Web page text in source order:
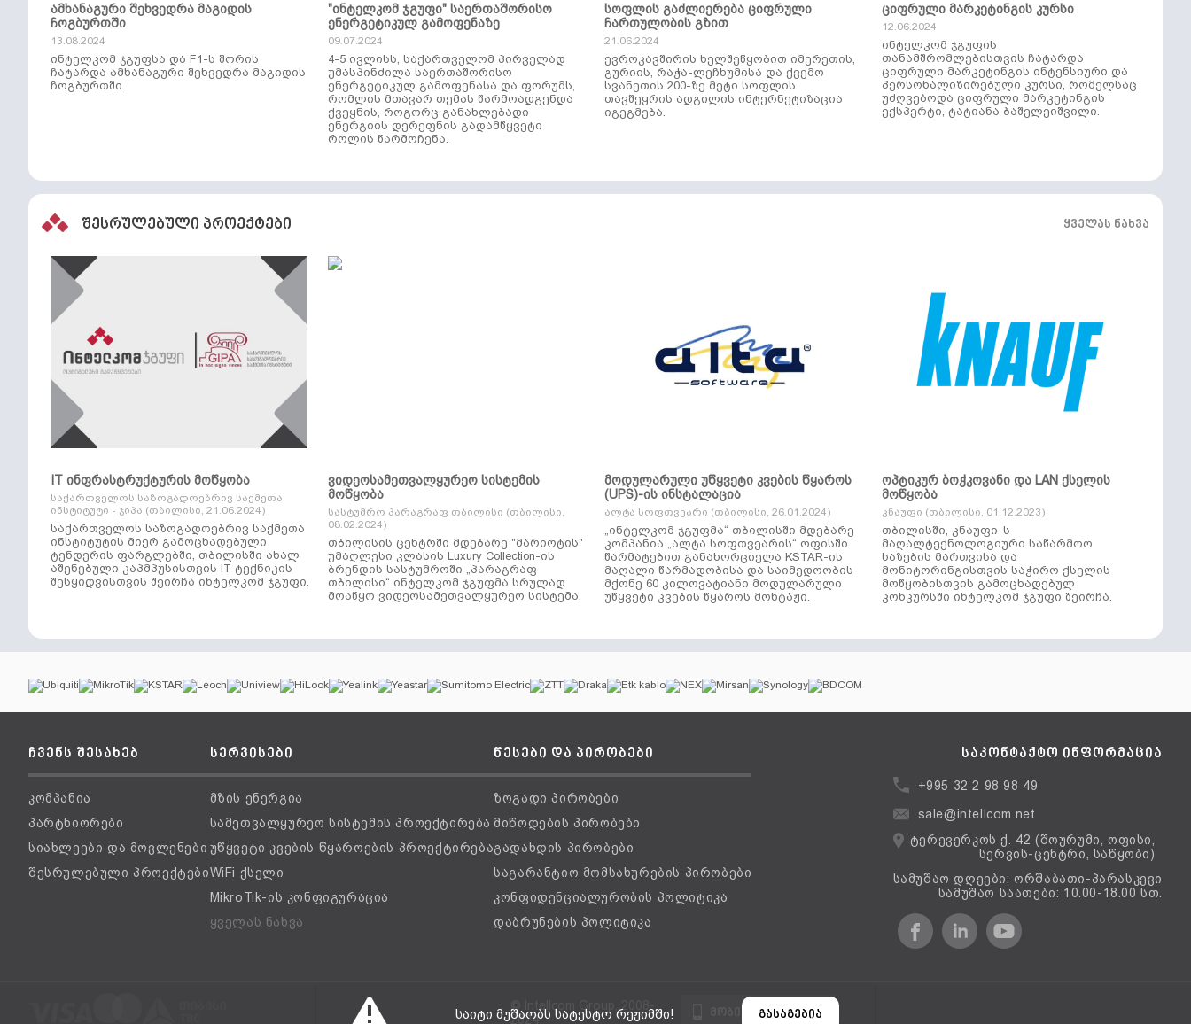
ამხანაგური შეხვედრა მაგიდის
ჩოგბურთში
13.08.2024
ინტელკომ ჯგუფსა და F1-ს შორის
ჩატარდა ამხანაგური შეხვედრა მაგიდის
ჩოგბურთში.
"ინტელკომ ჯგუფი" საერთაშორისო
ენერგეტიკულ გამოფენაზე
09.07.2024
4-5 ივლისს, საქართველომ პირველად
უმასპინძილა საერთაშორისო
ენერგეტიკულ გამოფენასა და ფორუმს,
რომლის მთავარ თემას წარმოადგენდა
ქვეყნის, როგორც განახლებადი
ენერგიის დერეფნის გადამწყვეტი
როლის წარმოჩენა.
სოფლის გაძლიერება ციფრული
ჩართულობის გზით
21.06.2024
ევროკავშირის ხელშეწყობით იმერეთის,
გურიის, რაჭა-ლეჩხუმისა და ქვემო
სვანეთის 200-ზე მეტი სოფლის
თავშეყრის ადგილის ინტერნეტიზაცია
იგეგმება.
ციფრული მარკეტინგის კურსი
12.06.2024
ინტელკომ ჯგუფის
თანამშრომლებისთვის ჩატარდა
ციფრული მარკეტინგის ინტენსიური და
პერსონალიზირებული კურსი, რომელსაც
უძღვებოდა ციფრული მარკეტინგის
ექსპერტი, ტატიანა ბაშელეიშვილი.
შესრულებული პროექტები ყველას ნახვა
IT ინფრასტრუქტურის მოწყობა
საქართველოს საზოგადოებრივ საქმეთა
ინსტიტუტი - ჯიპა (თბილისი, 21.06.2024)
საქართველოს საზოგადოებრივ საქმეთა
ინსტიტუტის მიერ გამოცხადებული
ტენდერის ფარგლებში, თბილისში ახალ
აშენებული კაპმპუსისთვის IT ტექნიკის
შესყიდვისთვის შეირჩა ინტელკომ ჯგუფი.
ვიდეოსამეთვალყურეო სისტემის
მოწყობა
სასტუმრო პარაგრაფ თბილისი (თბილისი,
08.02.2024)
თბილისის ცენტრში მდებარე "მარიოტის"
უმაღლესი კლასის Luxury Collection-ის
ბრენდის სასტუმროში „პარაგრაფ
თბილისი“ ინტელკომ ჯგუფმა სრულად
მოაწყო ვიდეოსამეთვალყურეო სისტემა.
მოდულარული უწყვეტი კვების წყაროს
(UPS)-ის ინსტალაცია
ალტა სოფთვეარი (თბილისი, 26.01.2024)
„ინტელკომ ჯგუფმა“ თბილისში მდებარე
კომპანია „ალტა სოფთვეარის“ ოფისში
წარმატებით განახორციელა KSTAR-ის
მაღალი წარმადობისა და საიმედოობის
მქონე 60 კილოვატიანი მოდულარული
უწყვეტი კვების წყაროს მონტაჟი.
ოპტიკურ ბოჭკოვანი და LAN ქსელის
მოწყობა
კნაუფი (თბილისი, 01.12.2023)
თბილისში, კნაუფი-ს
მაღალტექნოლოგიური საწარმოო
ხაზების მართვისა და
მონიტორინგისთვის საჭირო ქსელის
მოწყობისთვის გამოცხადებულ
კონკურსში ინტელკომ ჯგუფი შეირჩა.
ჩვენს შესახებ
კომპანია
პარტნიორები
სიახლეები და მოვლენები
შესრულებული პროექტები
სერვისები
მზის ენერგია
სამეთვალყურეო სისტემის პროექტირება
უწყვეტი კვების წყაროების პროექტირება
WiFi ქსელი
MikroTik-ის კონფიგურაცია
ყველას ნახვა
წესები და პირობები
ზოგადი პირობები
მიწოდების პირობები
გადახდის პირობები
საგარანტიო მომსახურების პირობები
კონფიდენციალურობის პოლიტიკა
დაბრუნების პოლიტიკა
საკონტაქტო ინფორმაცია
+995 32 2 98 98 49
sale@intellcom.net
ტერევერკოს ქ. 42 (შოურუმი, ოფისი,
სერვის-ცენტრი, საწყობი)
სამუშაო დღეები: ორშაბათი-პარასკევი
სამუშაო საათები: 10.00-18.00 სთ.
2024
მობილური ვერსია
საიტი მუშაობს სატესტო რეჟიმში! გასაგებია